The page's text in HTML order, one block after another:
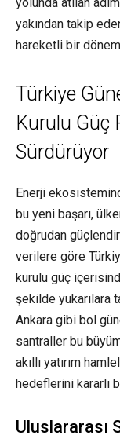
yakından takip
hareketli bir dönem
Türkiye
Kurulu Güç
Sürdürüyor
Enerji
bu yeni başarı,
doğrudan
verilere göre
kurulu güç
şekilde yukarılara
Ankara gibi bol
santraller bu
akıllı yatırım
hedeflerini kararlı
Uluslararası